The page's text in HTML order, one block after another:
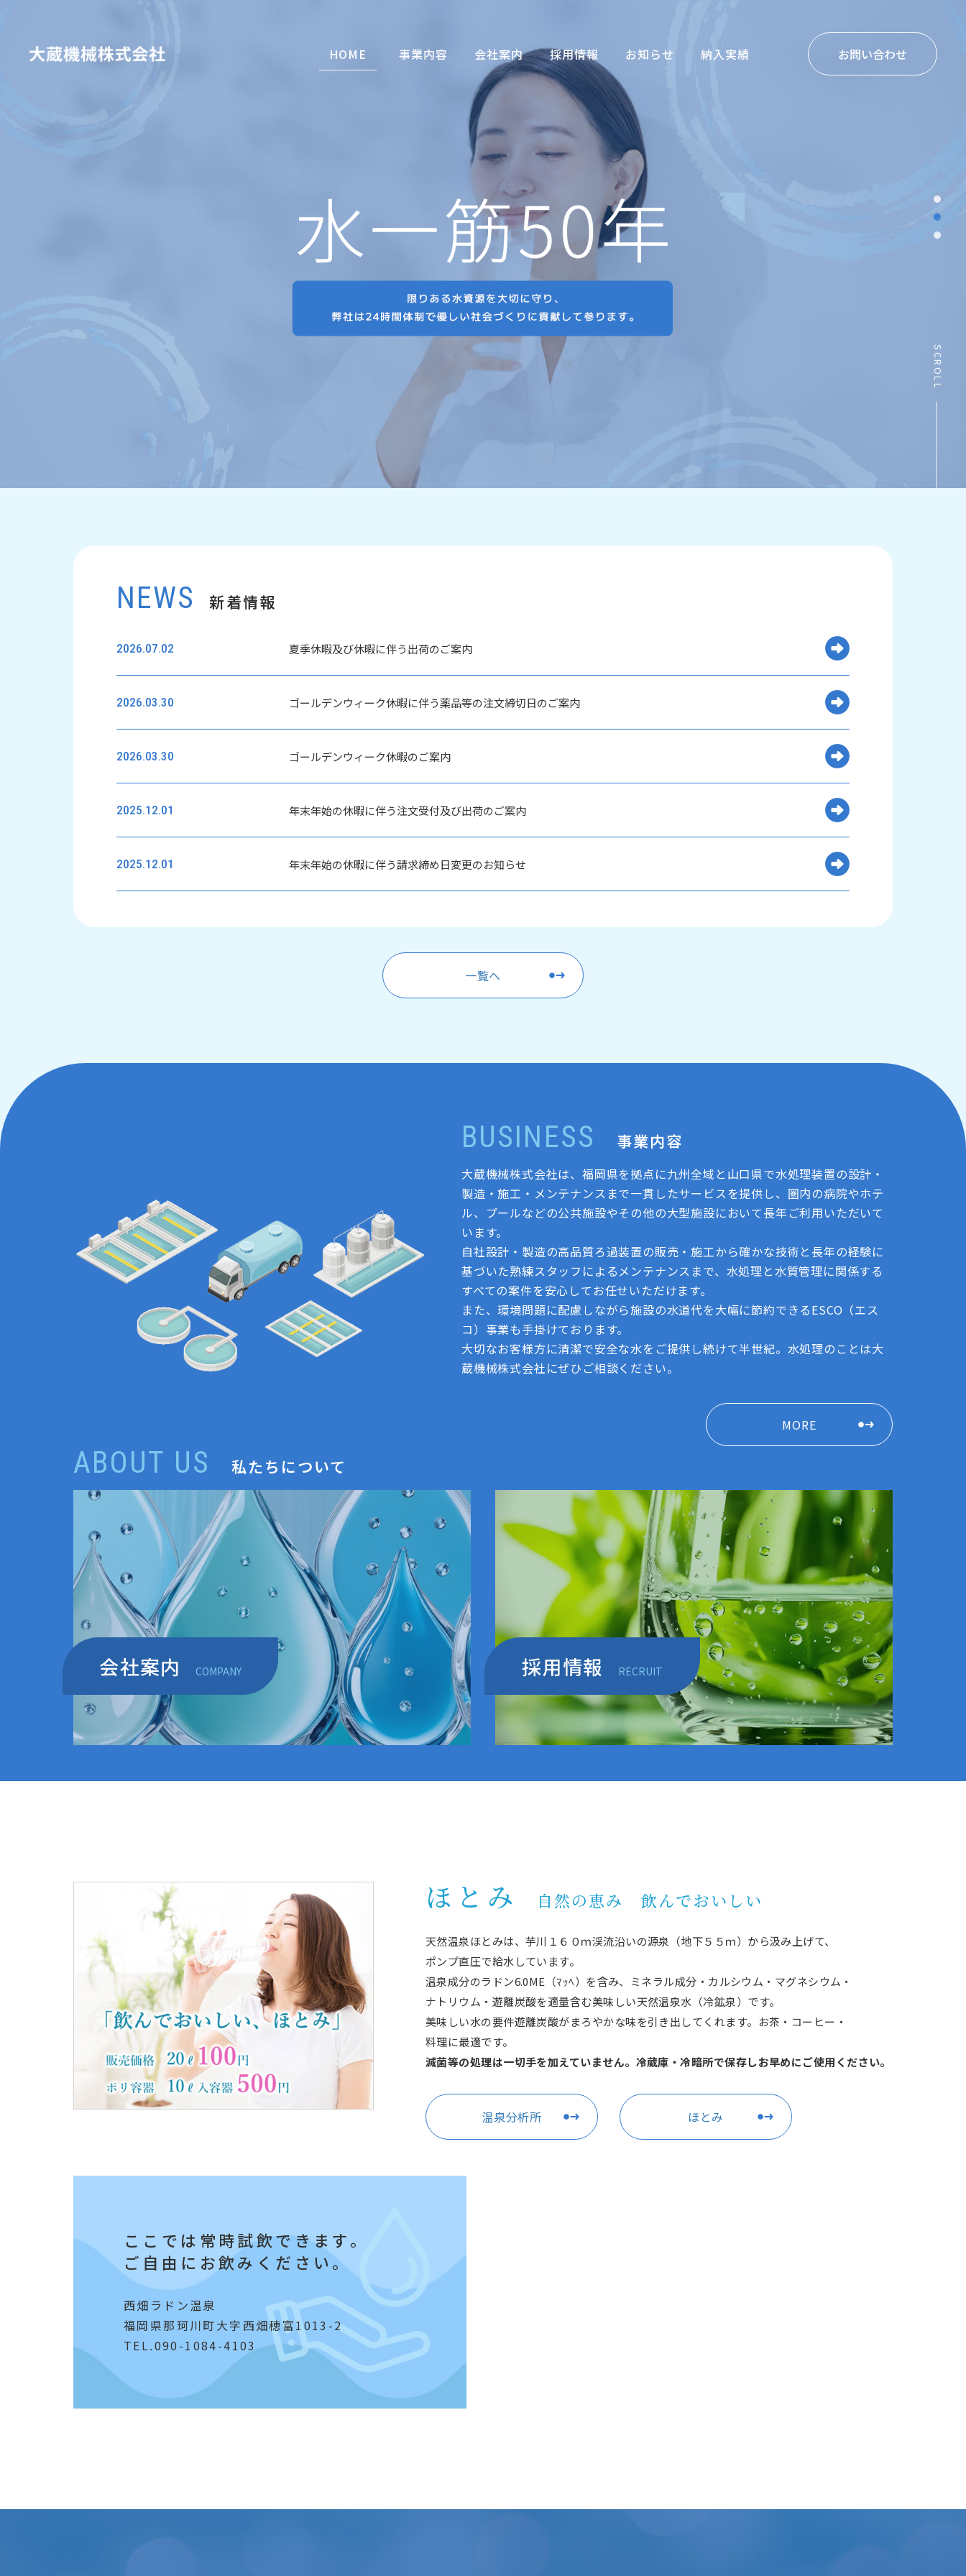
お問い合わせ
HOME 事業内容 会社案内 採用情報 お知らせ 納入実績
SCROLL
NEWS 新着情報
2026.07.02 夏季休暇及び休暇に伴う出荷のご案内
2026.03.30 ゴールデンウィーク休暇に伴う薬品等の注文締切日のご案内
2026.03.30 ゴールデンウィーク休暇のご案内
2025.12.01 年末年始の休暇に伴う注文受付及び出荷のご案内
2025.12.01 年末年始の休暇に伴う請求締め日変更のお知らせ
一覧へ
BUSINESS 事業内容
大蔵機械株式会社は、福岡県を拠点に九州全域と山口県で水処理装置の設計・
製造・施工・メンテナンスまで一貫したサービスを提供し、圏内の病院やホテ
ル、プールなどの公共施設やその他の大型施設において長年ご利用いただいて
います。
自社設計・製造の高品質ろ過装置の販売・施工から確かな技術と長年の経験に
基づいた熟練スタッフによるメンテナンスまで、水処理と水質管理に関係する
すべての案件を安心してお任せいただけます。
また、環境問題に配慮しながら施設の水道代を大幅に節約できるESCO（エス
コ）事業も手掛けております。
大切なお客様方に清潔で安全な水をご提供し続けて半世紀。水処理のことは大
蔵機械株式会社にぜひご相談ください。
MORE
ABOUT US 私たちについて
会社案内 COMPANY 採用情報 RECRUIT
ほとみ 自然の恵み 飲んでおいしい
天然温泉ほとみは、芋川１６０ｍ渓流沿いの源泉（地下５５ｍ）から汲み上げて、
ポンプ直圧で給水しています。
温泉成分のラドン6.0ME（ﾏｯﾍ）を含み、ミネラル成分・カルシウム・マグネシウム・
ナトリウム・遊離炭酸を適量含む美味しい天然温泉水（冷鉱泉）です。
美味しい水の要件遊離炭酸がまろやかな味を引き出してくれます。お茶・コーヒー・
料理に最適です。
滅菌等の処理は一切手を加えていません。冷蔵庫・冷暗所で保存しお早めにご使用ください。
温泉分析所 ほとみ
ここでは常時試飲できます。
ご自由にお飲みください。
西畑ラドン温泉
福岡県那珂川町大字西畑穂富1013-2
TEL.090-1084-4103